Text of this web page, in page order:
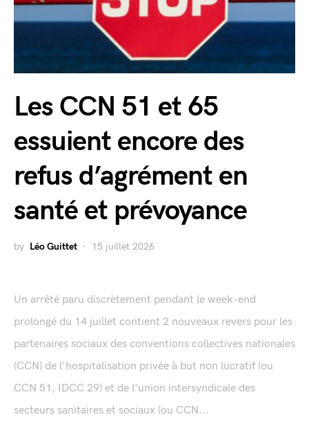
Les CCN 51 et 65
essuient encore des
refus d’agrément en
santé et prévoyance
by Léo Guittet 15 juillet 2026
Un arrêté paru discrètement pendant le week-end
prolongé du 14 juillet contient 2 nouveaux revers pour les
partenaires sociaux des conventions collectives nationales
(CCN) de l'hospitalisation privée à but non lucratif (ou
CCN 51, IDCC 29) et de l'union intersyndicale des
secteurs sanitaires et sociaux (ou CCN...